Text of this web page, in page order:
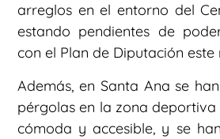
arreglos en el entorno del
estando pendientes de
con el Plan de Diputación este
Además, en Santa Ana se
pérgolas en la zona
cómoda y accesible, y se